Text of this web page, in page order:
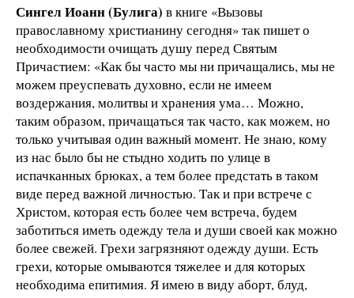
Сингел Иоанн (Булига) в книге «Вызовы
православному христианину сегодня» так пишет о
необходимости очищать душу перед Святым
Причастием: «Как бы часто мы ни причащались, мы не
можем преуспевать духовно, если не имеем
воздержания, молитвы и хранения ума… Можно,
таким образом, причащаться так часто, как можем, но
только учитывая один важный момент. Не знаю, кому
из нас было бы не стыдно ходить по улице в
испачканных брюках, а тем более предстать в таком
виде перед важной личностью. Так и при встрече с
Христом, которая есть более чем встреча, будем
заботиться иметь одежду тела и души своей как можно
более свежей. Грехи загрязняют одежду души. Есть
грехи, которые омываются тяжелее и для которых
необходима епитимия. Я имею в виду аборт, блуд,